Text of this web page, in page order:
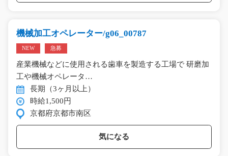
機械加工オペレーター/g06_00787
NEW 急募
産業機械などに使用される歯車を製造する工場で 研磨加
工や機械オペレータ…
長期（3ヶ月以上）
時給1,500円
京都府京都市南区
気になる